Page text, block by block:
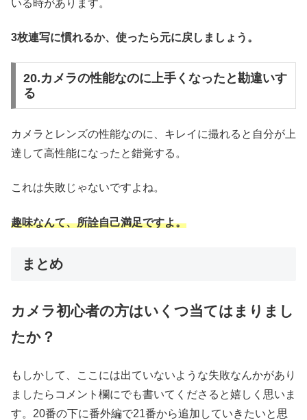
いる時があります。
3枚連写に慣れるか、使ったら元に戻しましょう。
20.カメラの性能なのに上手くなったと勘違いす
る
カメラとレンズの性能なのに、キレイに撮れると自分が上
達して高性能になったと錯覚する。
これは失敗じゃないですよね。
趣味なんて、所詮自己満足ですよ。
まとめ
カメラ初心者の方はいくつ当てはまりまし
たか？
もしかして、ここには出ていないような失敗なんかがあり
ましたらコメント欄にでも書いてくださると嬉しく思いま
す。20番の下に番外編で21番から追加していきたいと思